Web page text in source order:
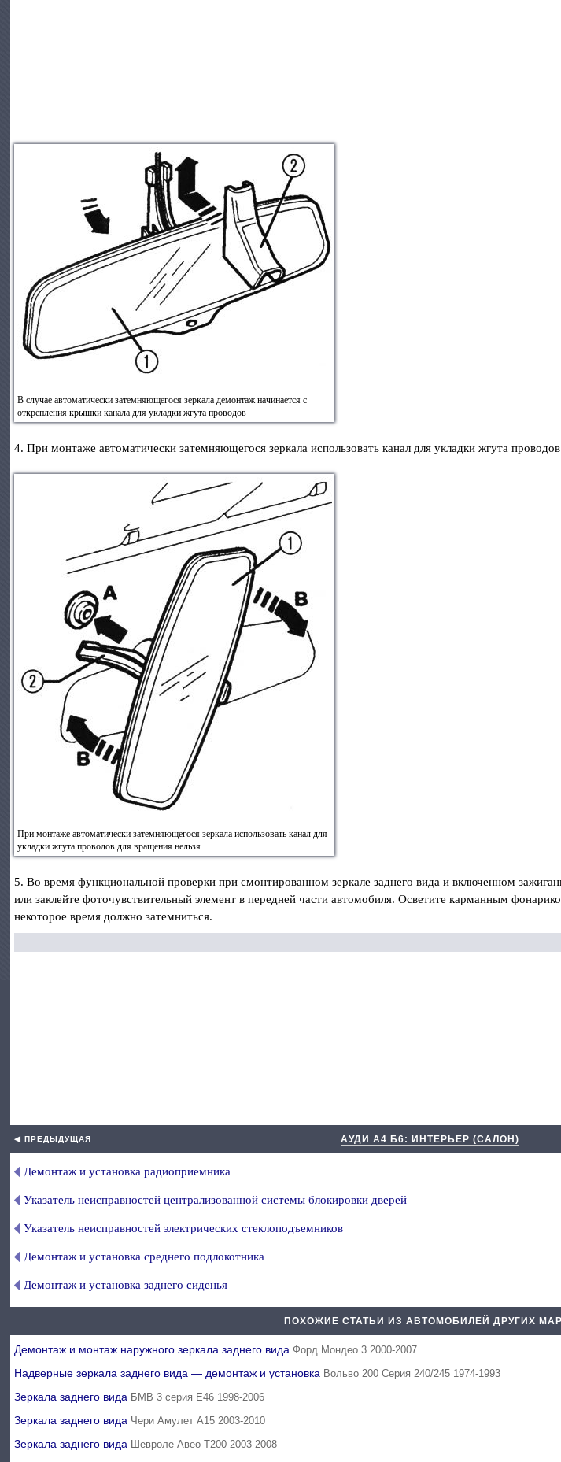
В случае автоматически затемняющегося зеркала демонтаж начинается с
открепления крышки канала для укладки жгута проводов
4. При монтаже автоматически затемняющегося зеркала использовать канал для укладки жгута
При монтаже автоматически затемняющегося зеркала использовать канал для
укладки жгута проводов для вращения нельзя
5. Во время функциональной проверки при смонтированном зеркале заднего вида и включенном
или заклейте фоточувствительный элемент в передней части автомобиля. Осветите карманным
некоторое время должно затемниться.
◀ ПРЕДЫДУЩАЯ АУДИ А4 Б6: ИНТЕРЬЕР (САЛОН)
Демонтаж и установка радиоприемника
Указатель неисправностей централизованной системы блокировки дверей
Указатель неисправностей электрических стеклоподъемников
Демонтаж и установка среднего подлокотника
Демонтаж и установка заднего сиденья
ПОХОЖИЕ СТАТЬИ ИЗ АВТОМОБИЛЕЙ ДРУГИХ
Демонтаж и монтаж наружного зеркала заднего видаФорд Мондео 3 2000-2007
Надверные зеркала заднего вида — демонтаж и установка Вольво 200 Серия 240/245 1974-1993
Зеркала заднего вида БМВ 3 серия Е46 1998-2006
Зеркала заднего вида Чери Амулет А15 2003-2010
Зеркала заднего вида Шевроле Авео Т200 2003-2008